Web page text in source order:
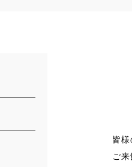
皆
ご